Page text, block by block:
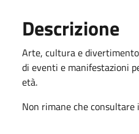
Descrizione
Arte, cultura e
di eventi e manifestazioni
età.
Non rimane che consultare